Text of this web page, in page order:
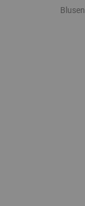
Blusen